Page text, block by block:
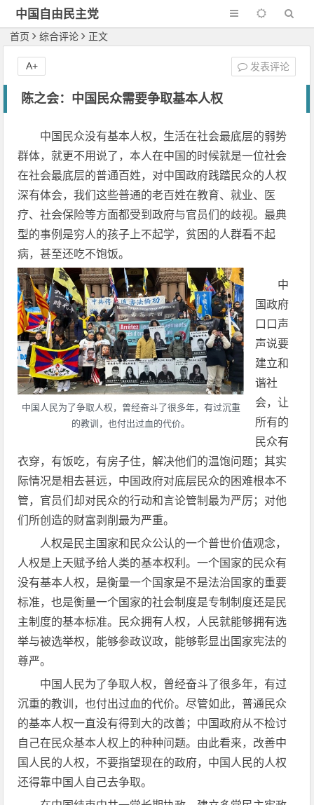
中国自由民主党
首页 综合评论 正文
陈之会：中国民众需要争取基本人权
中国民众没有基本人权，生活在社会最底层的弱势
群体，就更不用说了，本人在中国的时候就是一位社会
在社会最底层的普通百姓，对中国政府践踏民众的人权
深有体会，我们这些普通的老百姓在教育、就业、医
疗、社会保险等方面都受到政府与官员们的歧视。最典
型的事例是穷人的孩子上不起学，贫困的人群看不起
病，甚至还吃不饱饭。
中国人民为了争取人权，曾经奋斗了很多年，有过沉重
的教训，也付出过血的代价。
中
国政府
口口声
声说要
建立和
谐社
会，让
所有的
民众有
衣穿，有饭吃，有房子住，解决他们的温饱问题；其实
际情况是相去甚远，中国政府对底层民众的困难根本不
管，官员们却对民众的行动和言论管制最为严厉；对他
们所创造的财富剥削最为严重。
人权是民主国家和民众公认的一个普世价值观念，
人权是上天赋予给人类的基本权利。一个国家的民众有
没有基本人权，是衡量一个国家是不是法治国家的重要
标准，也是衡量一个国家的社会制度是专制制度还是民
主制度的基本标准。民众拥有人权，人民就能够拥有选
举与被选举权，能够参政议政，能够彰显出国家宪法的
尊严。
中国人民为了争取人权，曾经奋斗了很多年，有过
沉重的教训，也付出过血的代价。尽管如此，普通民众
的基本人权一直没有得到大的改善；中国政府从不检讨
自己在民众基本人权上的种种问题。由此看来，改善中
国人民的人权，不要指望现在的政府，中国人民的人权
还得靠中国人自己去争取。
发表评论
A+